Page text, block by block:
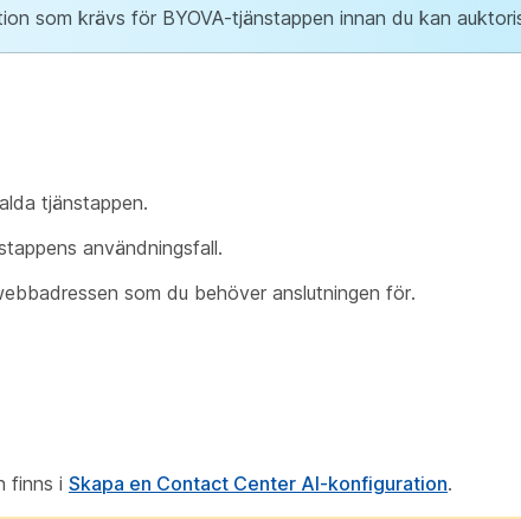
som krävs för BYOVA-tjänstappen innan du kan
tjänstappen.
användningsfall.
som du behöver anslutningen för.
finns i Skapa en Contact Center AI-konfiguration.